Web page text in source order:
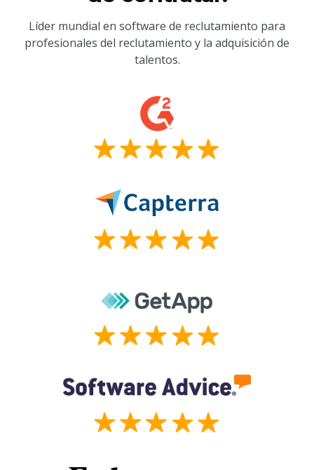
Líder mundial en software de reclutamiento para
profesionales del reclutamiento y la adquisición de
talentos.